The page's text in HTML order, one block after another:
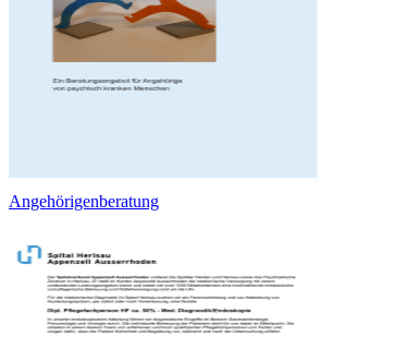
Angehörigenberatung